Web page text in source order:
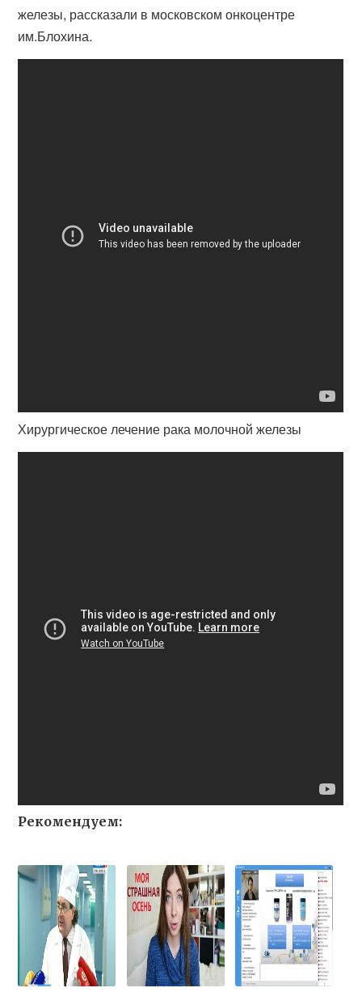
железы, рассказали в московском онкоцентре
им.Блохина.
Хирургическое лечение рака молочной железы
Рекомендуем: